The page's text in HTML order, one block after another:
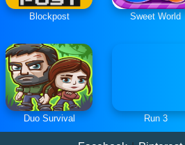
Blockpost Sweet World
Duo Survival Run 3